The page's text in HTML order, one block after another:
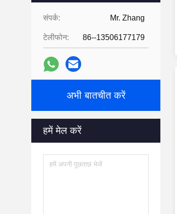
संपर्क: Mr. Zhang
टेलीफोन: 86--13506177179
अभी बातचीत करें
हमें मेल करें